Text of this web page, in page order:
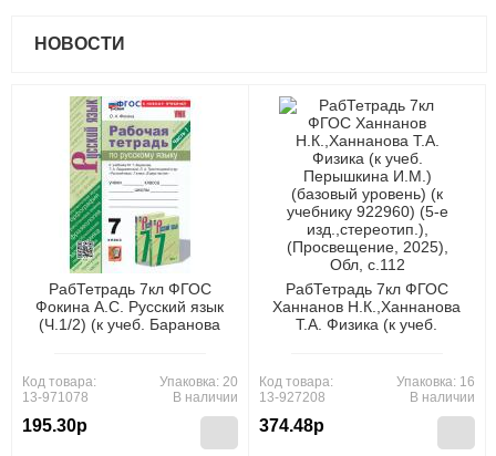
НОВОСТИ
РабТетрадь 7кл ФГОС
Фокина А.С. Русский язык
(Ч.1/2) (к учеб. Баранова
(Экзамен, 2025), Обл, c.88
Код товара:
13-971078
195.30р
Упаковка: 20
В наличии
РабТетрадь 7кл ФГОС
Ханнанов Н.К.,Ханнанова
Т.А. Физика (к учеб.
922960) (5-е
изд.,стереотип.),
(Просвещение, 2025), Обл,
Код товара:
13-927208
374.48р
Упаковка: 16
В наличии